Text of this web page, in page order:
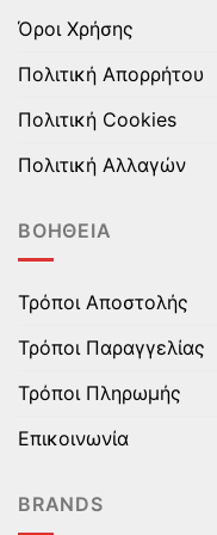
Όροι Χρήσης
Πολιτική Απορρήτου
Πολιτική Cookies
Πολιτική Αλλαγών
ΒΟΉΘΕΙΑ
Τρόποι Αποστολής
Τρόποι Παραγγελίας
Τρόποι Πληρωμής
Επικοινωνία
BRANDS